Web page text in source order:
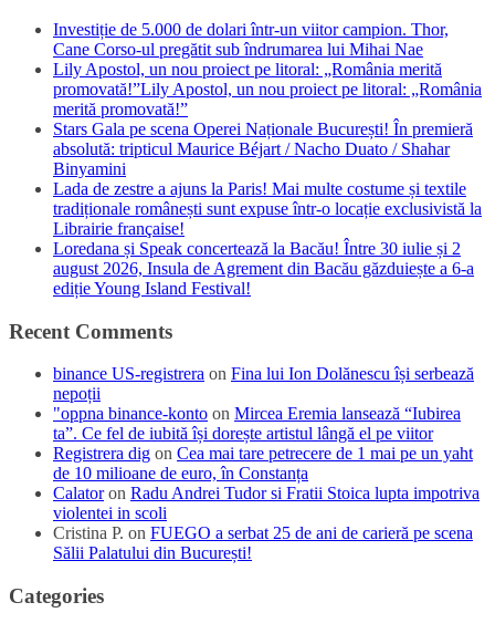
Investiție de 5.000 de dolari într-un viitor campion. Thor,
Cane Corso-ul pregătit sub îndrumarea lui Mihai Nae
Lily Apostol, un nou proiect pe litoral: „România merită
promovată!”Lily Apostol, un nou proiect pe litoral: „România
merită promovată!”
Stars Gala pe scena Operei Naționale București! În premieră
absolută: tripticul Maurice Béjart / Nacho Duato / Shahar
Binyamini
Lada de zestre a ajuns la Paris! Mai multe costume și textile
tradiționale românești sunt expuse într-o locație exclusivistă la
Librairie française!
Loredana și Speak concertează la Bacău! Între 30 iulie și 2
august 2026, Insula de Agrement din Bacău găzduiește a 6-a
ediție Young Island Festival!
Recent Comments
binance US-registrera on Fina lui Ion Dolănescu își serbează
nepoții
"oppna binance-konto on Mircea Eremia lansează “Iubirea
ta”. Ce fel de iubită își dorește artistul lângă el pe viitor
Registrera dig on Cea mai tare petrecere de 1 mai pe un yaht
de 10 milioane de euro, în Constanța
Calatoron Radu Andrei Tudor si Fratii Stoica lupta impotriva
violentei in scoli
Cristina P. on FUEGO a serbat 25 de ani de carieră pe scena
Sălii Palatului din București!
Categories